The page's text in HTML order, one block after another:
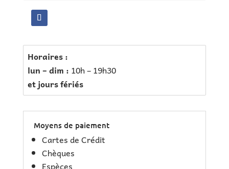
Horaires :
lun – dim : 10h – 19h30
et jours fériés
Moyens de paiement
Cartes de Crédit
Chèques
Espèces